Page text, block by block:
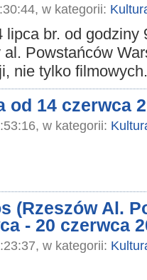
w kategorii:
br. od godziny
Powstańców
nie tylko
od 14 czerwca
w kategorii:
(Rzeszów Al.
- 20 czerwca
w kategorii: